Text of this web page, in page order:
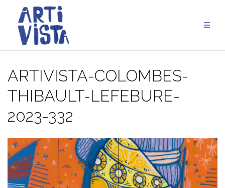
contenu
ARTIVISTA-COLOMBES-
THIBAULT-LEFEBURE-
2023-332